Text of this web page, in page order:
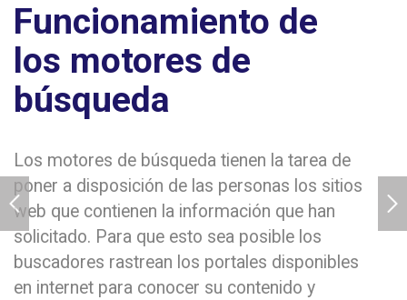
Funcionamiento de
los motores de
búsqueda
Los motores de búsqueda tienen la tarea de
poner a disposición de las personas los sitios
web que contienen la información que han
solicitado. Para que esto sea posible los
buscadores rastrean los portales disponibles
en internet para conocer su contenido y